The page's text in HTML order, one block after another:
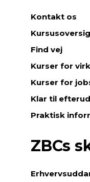
Kontakt os
Find vej
Kurser for
Kurser for
Klar til
Praktisk
ZBCs